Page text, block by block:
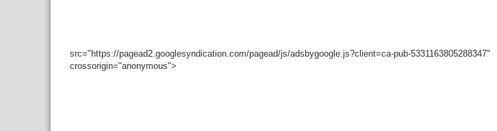
src="https://pagead2.googlesyndication.com/pagead/js/adsbygoogle.js?client=ca-pub-5331163805288347"
crossorigin="anonymous">